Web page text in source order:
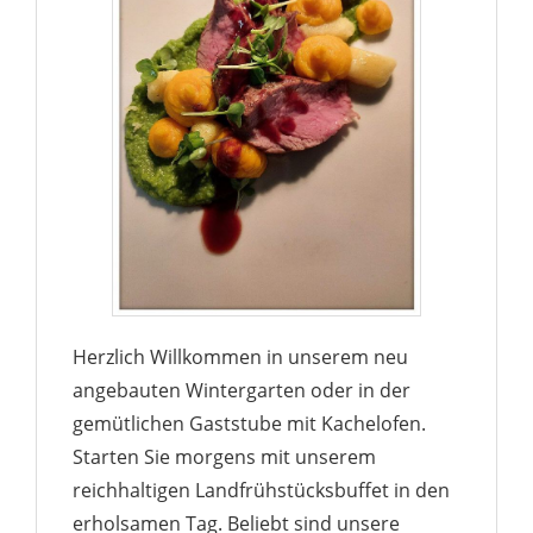
Herzlich Willkommen in unserem neu
angebauten Wintergarten oder in der
gemütlichen Gaststube mit Kachelofen.
Starten Sie morgens mit unserem
reichhaltigen Landfrühstücksbuffet in den
erholsamen Tag. Beliebt sind unsere